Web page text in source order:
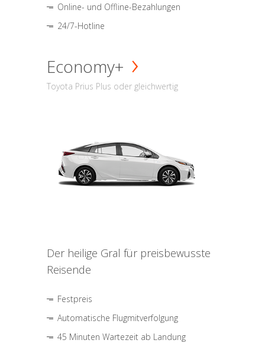
Online- und Offline-Bezahlungen
24/7-Hotline
Economy+
Toyota Prius Plus oder gleichwertig
Der heilige Gral für preisbewusste
Reisende
Festpreis
Automatische Flugmitverfolgung
45 Minuten Wartezeit ab Landung